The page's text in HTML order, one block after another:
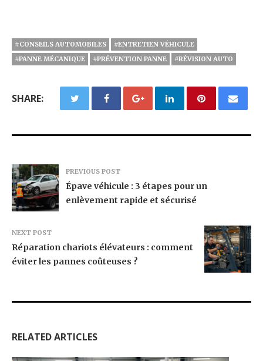
#CONSEILS AUTOMOBILES
#ENTRETIEN VÉHICULE
#PANNE MÉCANIQUE
#PRÉVENTION PANNE #RÉVISION AUTO
SHARE:
PREVIOUS POST
Épave véhicule : 3 étapes pour un
enlèvement rapide et sécurisé
NEXT POST
Réparation chariots élévateurs : comment
éviter les pannes coûteuses ?
RELATED ARTICLES